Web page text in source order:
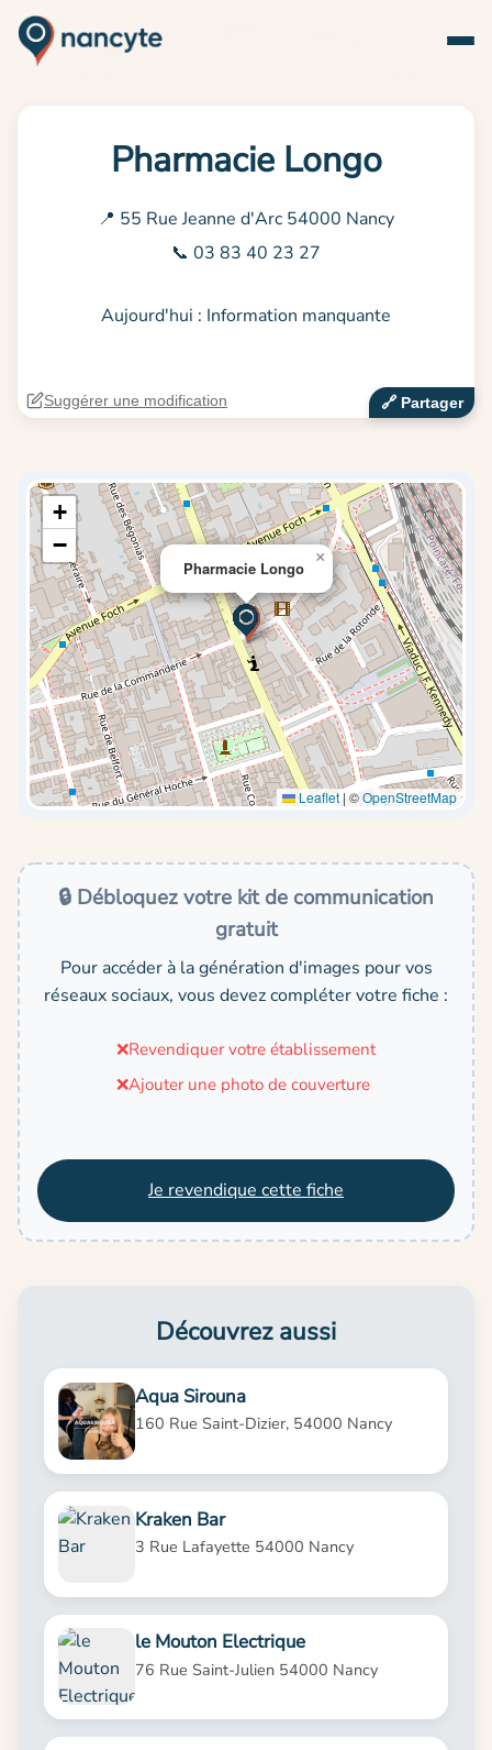
Pharmacie Longo
📍 55 Rue Jeanne d'Arc 54000 Nancy
📞 03 83 40 23 27
Aujourd'hui : Information manquante
🔗‍️ Partager
Suggérer une modification
Pharmacie Longo
×
+
−
Leaflet | ©OpenStreetMap
🔒 Débloquez votre kit de communication
gratuit
Pour accéder à la génération d'images pour vos
réseaux sociaux, vous devez compléter votre fiche :
❌Revendiquer votre établissement
❌Ajouter une photo de couverture
Je revendique cette fiche
Découvrez aussi
Aqua Sirouna
160 Rue Saint-Dizier, 54000 Nancy
Kraken Bar
3 Rue Lafayette 54000 Nancy
le Mouton Electrique
76 Rue Saint-Julien 54000 Nancy